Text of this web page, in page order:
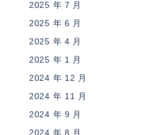
2025 年 7 月
2025 年 6 月
2025 年 4 月
2025 年 1 月
2024 年 12 月
2024 年 11 月
2024 年 9 月
2024 年 8 月